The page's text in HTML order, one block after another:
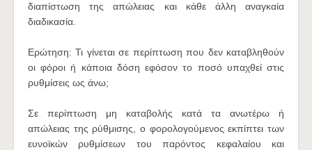
διαπίστωση της απώλειας και κάθε άλλη αναγκαία
διαδικασία.
Ερώτηση: Τι γίνεται σε περίπτωση που δεν καταβληθούν
οι φόροι ή κάποια δόση εφόσον το ποσό υπαχθεί στις
ρυθμίσεις ως άνω;
Σε περίπτωση μη καταβολής κατά τα ανωτέρω ή
απώλειας της ρύθμισης, ο φορολογούμενος εκπίπτει των
ευνοϊκών ρυθμίσεων του παρόντος κεφαλαίου και